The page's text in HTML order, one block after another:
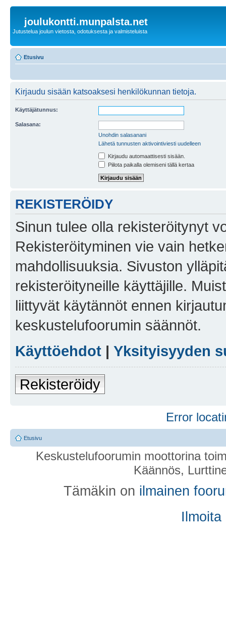
joulukontti.munpalsta.net
Jutustelua joulun vietosta, odotuksesta ja valmisteluista
Etusivu
Kirjaudu sisään katsoaksesi henkilökunnan tietoja.
Käyttäjätunnus:
Salasana:
Unohdin salasanani
Lähetä tunnusten aktivointiviesti uudelleen
Kirjaudu automaattisesti sisään.
Piilota paikalla olemiseni tällä kertaa
REKISTERÖIDY
Sinun tulee olla rekisteröitynyt
Rekisteröityminen vie vain
mahdollisuuksia. Sivuston
rekisteröityneille käyttäjille.
liittyvät käytännöt ennen
keskustelufoorumin säännöt.
Käyttöehdot | Yksityisyyden
Rekisteröidy
Error
Etusivu
Keskustelufoorumin moottorina
Käännös,
Tämäkin on ilmainen